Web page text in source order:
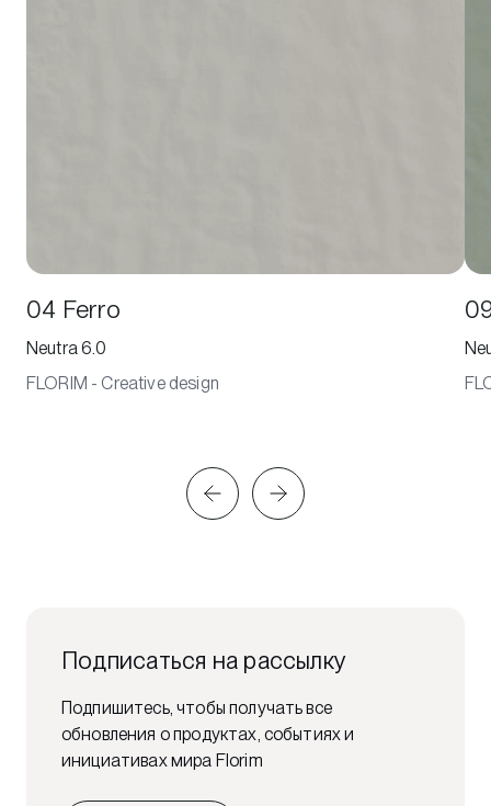
04 Ferro
Neutra 6.0
FLORIM - Creative design
Подписаться на рассылку
Подпишитесь, чтобы получать все
обновления о продуктах, событиях и
инициативах мира Florim